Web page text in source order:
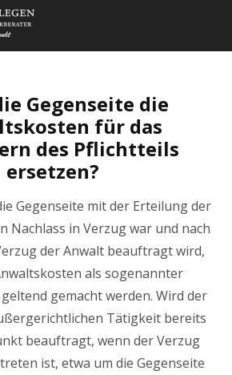
Gegenseite die
für das
des Pflichtteils
ersetzen?
Gegenseite mit der Erteilung der
Nachlass in Verzug war und nach
der Anwalt beauftragt wird,
als sogenannter
gemacht werden. Wird der
Tätigkeit bereits
beauftragt, wenn der Verzug
ist, etwa um die Gegenseite